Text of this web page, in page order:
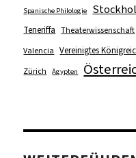
Spanische Philologie
Teneriffa Theaterwissenschaft
Valencia Vereinigtes
Zürich Ägypten